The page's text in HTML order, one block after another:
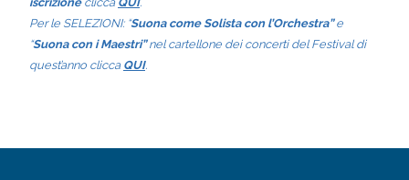
Per le SELEZIONI: “Suona come Solista con l’Orchestra”e
“Suona con i Maestri”nel cartellone dei concerti del Festival di
quest’anno clicca QUI.